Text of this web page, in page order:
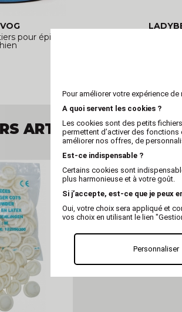
pour épilation
ARTICLES VUS
Pour améliorer votre expérience
A quoi servent les cookies ?
Les cookies sont des petits
permettent d’activer des
améliorer nos offres, de
Est-ce indispensable ?
Certains cookies sont
plus harmonieuse et à votre goût.
Si j’accepte, est-ce que je peux
Oui, votre choix sera appliqué et
vos choix en utilisant le lien
Personnaliser